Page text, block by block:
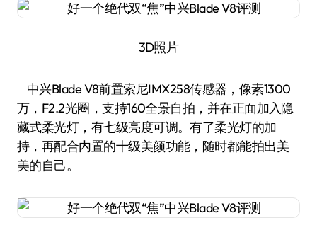
3D照片
中兴Blade V8前置索尼IMX258传感器，像素1300
万，F2.2光圈，支持160全景自拍，并在正面加入隐
藏式柔光灯，有七级亮度可调。有了柔光灯的加
持，再配合内置的十级美颜功能，随时都能拍出美
美的自己。